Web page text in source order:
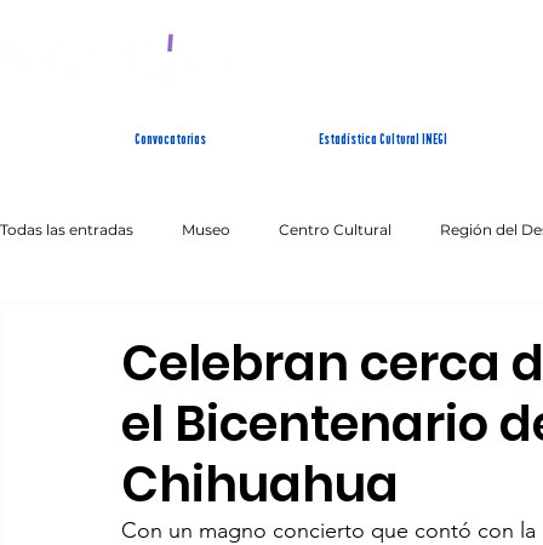
Convocatorias Estadística Cultural INEGI
Todas las entradas Museo Centro Cultural Región del
Celebran cerca
el Bicentenario
Chihuahua
Con un magno concierto que contó con